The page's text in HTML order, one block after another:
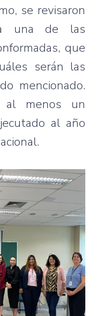
se revisaron
una de las
que
serán las
mencionado.
al menos un
al año